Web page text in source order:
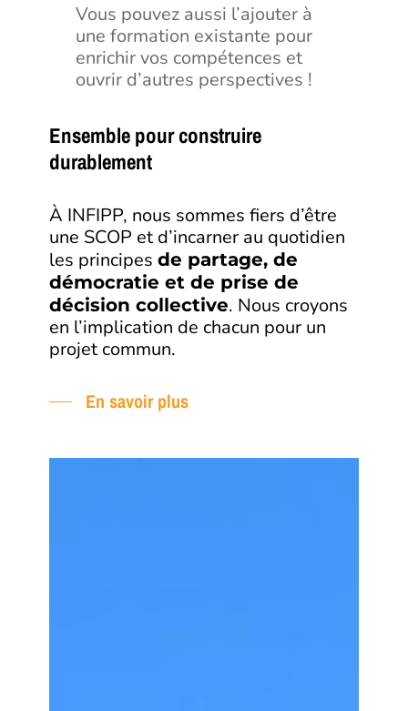
Vous pouvez aussi l’ajouter à
une formation existante pour
enrichir vos compétences et
ouvrir d’autres perspectives !
Ensemble pour construire
durablement
À INFIPP, nous sommes fiers d’être
une SCOP et d’incarner au quotidien
les principesde partage, de
démocratie et de prise de
décision collective. Nous croyons
en l’implication de chacun pour un
projet commun.
En savoir plus